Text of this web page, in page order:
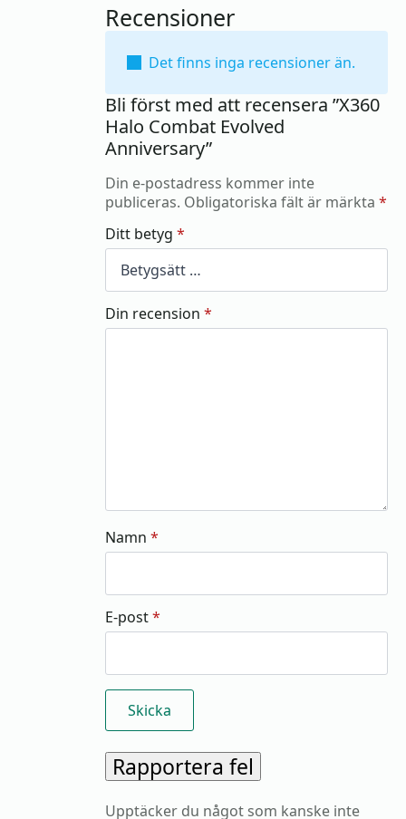
Recensioner
Det finns inga recensioner än.
Bli först med att recensera ”X360
Halo Combat Evolved
Anniversary”
Din e-postadress kommer inte
publiceras. Obligatoriska fält är märkta *
Ditt betyg *
Din recension *
Namn *
E-post*
Rapportera fel
Upptäcker du något som kanske inte